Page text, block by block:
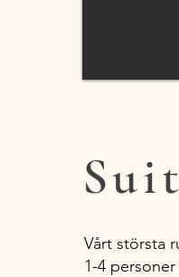
Vårt största
1-4